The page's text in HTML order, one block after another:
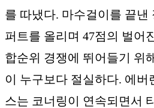
를 따냈다. 마수걸이를 끝낸
퍼트를 올리며 47점의 벌어
합순위 경쟁에 뛰어들기 위
이 누구보다 절실하다. 에버
스는 코너링이 연속되면서